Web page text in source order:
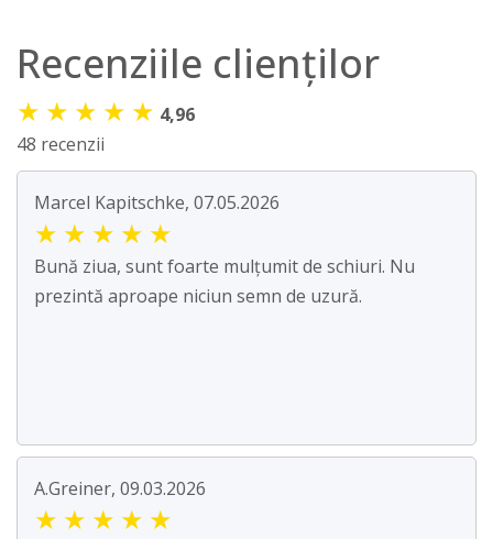
Recenziile clienților
★ ★ ★ ★ ★ 4,96
48 recenzii
Marcel Kapitschke, 07.05.2026
★ ★ ★ ★ ★
Bună ziua, sunt foarte mulțumit de schiuri. Nu
prezintă aproape niciun semn de uzură.
A.Greiner, 09.03.2026
★ ★ ★ ★ ★